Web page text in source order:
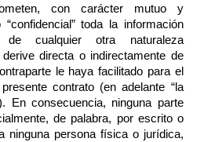
con carácter mutuo y
toda la información
cualquier otra naturaleza
directa o indirectamente de
le haya facilitado para el
contrato (en adelante “la
En consecuencia, ninguna parte
de palabra, por escrito o
ninguna persona física o jurídica,